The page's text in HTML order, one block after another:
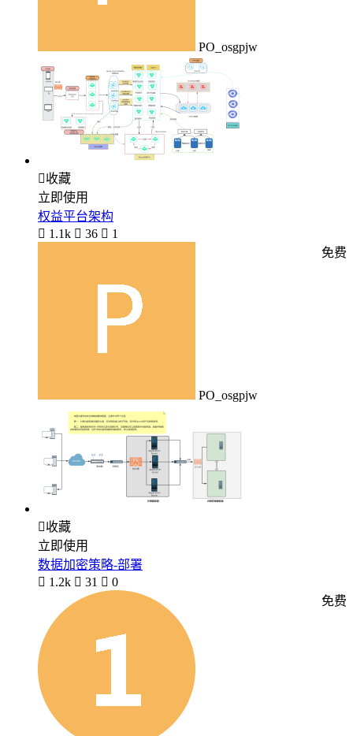
PO_osgpjw
收藏
立即使用
权益平台架构
 1.1k  36  1
PO_osgpjw
免费
收藏
立即使用
数据加密策略-部署
 1.2k  31  0
免费